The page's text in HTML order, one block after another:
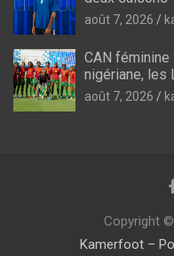
août 7, 2026
CAN
nigériane, les
août 7, 2026
Copyright
Kamerfoot –